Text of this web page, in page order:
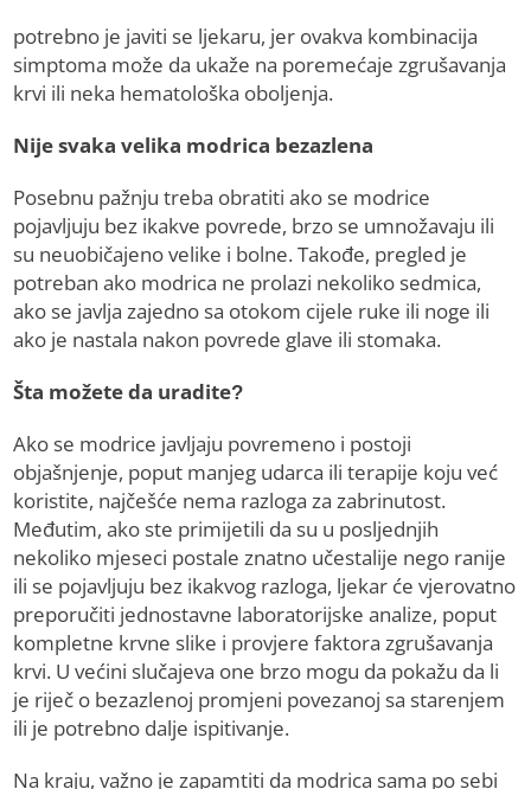
potrebno je javiti se ljekaru, jer ovakva kombinacija
simptoma može da ukaže na poremećaje zgrušavanja
krvi ili neka hematološka oboljenja.
Nije svaka velika modrica bezazlena
Posebnu pažnju treba obratiti ako se modrice
pojavljuju bez ikakve povrede, brzo se umnožavaju ili
su neuobičajeno velike i bolne. Takođe, pregled je
potreban ako modrica ne prolazi nekoliko sedmica,
ako se javlja zajedno sa otokom cijele ruke ili noge ili
ako je nastala nakon povrede glave ili stomaka.
Šta možete da uradite?
Ako se modrice javljaju povremeno i postoji
objašnjenje, poput manjeg udarca ili terapije koju već
koristite, najčešće nema razloga za zabrinutost.
Međutim, ako ste primijetili da su u posljednjih
nekoliko mjeseci postale znatno učestalije nego ranije
ili se pojavljuju bez ikakvog razloga, ljekar će vjerovatno
preporučiti jednostavne laboratorijske analize, poput
kompletne krvne slike i provjere faktora zgrušavanja
krvi. U većini slučajeva one brzo mogu da pokažu da li
je riječ o bezazlenoj promjeni povezanoj sa starenjem
ili je potrebno dalje ispitivanje.
Na kraju, važno je zapamtiti da modrica sama po sebi